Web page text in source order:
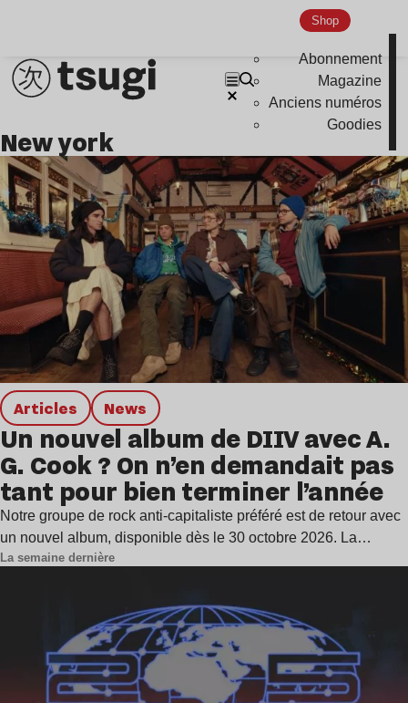
Shop
Abonnement
Magazine
Anciens numéros
Goodies
new york
Articles news
Un nouvel album de DIIV avec A.
G. Cook ? On n’en demandait pas
tant pour bien terminer l’année
Notre groupe de rock anti-capitaliste préféré est de retour avec
un nouvel album, disponible dès le 30 octobre 2026. La…
La semaine dernière